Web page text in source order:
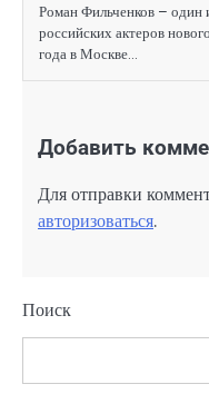
Роман Фильченков – один
российских актеров
года в Москве…
Добавить
Для отправки
авторизоваться.
Поиск